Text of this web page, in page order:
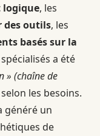
logique, les
des outils, les
basés sur la
a été
» (chaîne de
selon les besoins.
généré un
de